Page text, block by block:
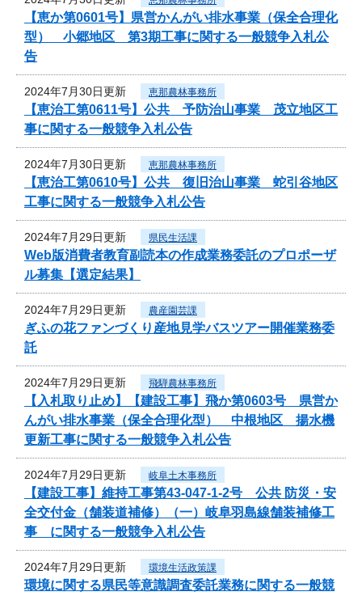
【恵か第0601号】県営かんがい排水事業（保全合理化
型） 小郷地区 第3期工事に関する一般競争入札公
告
2024年7月30日更新 恵那農林事務所
【恵治工第0611号】公共 予防治山事業 茂立地区工
事に関する一般競争入札公告
2024年7月30日更新 恵那農林事務所
【恵治工第0610号】公共 復旧治山事業 蛇引谷地区
工事に関する一般競争入札公告
2024年7月29日更新 県民生活課
Web版消費者教育副読本の作成業務委託のプロポーザ
ル募集【選定結果】
2024年7月29日更新 農産園芸課
ぎふの花ファンづくり産地見学バスツアー開催業務委
託
2024年7月29日更新 飛騨農林事務所
【入札取り止め】【建設工事】飛か第0603号 県営か
んがい排水事業（保全合理化型） 中根地区 揚水機
更新工事に関する一般競争入札公告
2024年7月29日更新 岐阜土木事務所
【建設工事】維持工事第43-047-1-2号 公共 防災・安
全交付金（舗装道補修）（一）岐阜羽島線舗装補修工
事 に関する一般競争入札公告
2024年7月29日更新 環境生活政策課
環境に関する県民等意識調査委託業務に関する一般競